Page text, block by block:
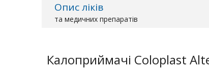
Опис ліків
та медичних препаратів
Калоприймачі Coloplast